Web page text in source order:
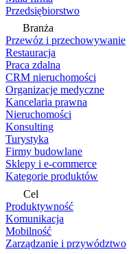
Przedsiębiorstwo
Branża
Przewóz i przechowywanie
Restauracja
Praca zdalna
CRM nieruchomości
Organizacje medyczne
Kancelaria prawna
Nieruchomości
Konsulting
Turystyka
Firmy budowlane
Sklepy i e-commerce
Kategorie produktów
Cel
Produktywność
Komunikacja
Mobilność
Zarządzanie i przywództwo